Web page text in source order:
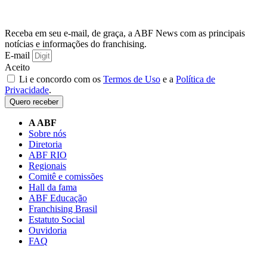
Receba em seu e-mail, de graça, a ABF News com as principais
notícias e informações do franchising.
E-mail
Aceito
Li e concordo com os Termos de Uso e a Política de
Privacidade.
Quero receber
A ABF
Sobre nós
Diretoria
ABF RIO
Regionais
Comitê e comissões
Hall da fama
ABF Educação
Franchising Brasil
Estatuto Social
Ouvidoria
FAQ